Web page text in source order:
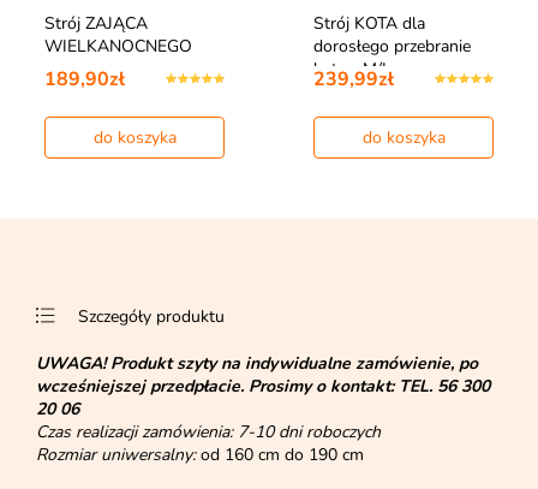
Strój ZAJĄCA
WIELKANOCNEGO
189,90zł
do koszyka
Strój KOTA dla
dorosłego przebranie
kota - M/L
239,99zł
do koszyka
Szczegóły produktu
UWAGA!Produkt szyty na indywidualne zamówienie, po
wcześniejszej przedpłacie. Prosimy o kontakt: TEL. 56 300
20 06
Czas realizacji zamówienia: 7-10 dni roboczych
Rozmiar uniwersalny:od 160 cm do 190 cm